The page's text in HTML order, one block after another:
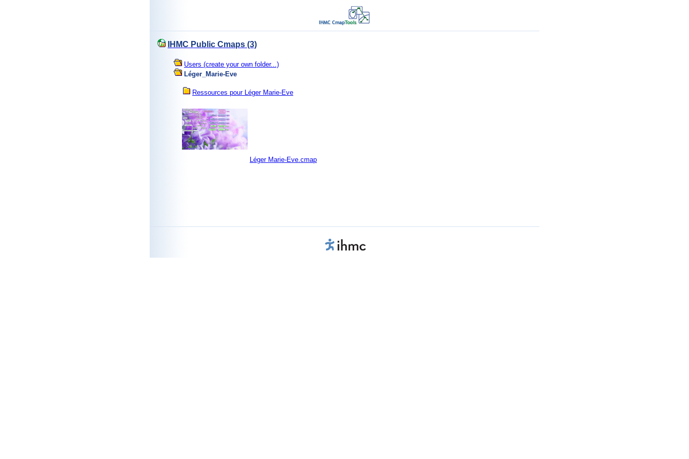
IHMC Public Cmaps (3)
Users (create your own folder...)
Léger_Marie-Eve
Ressources pour Léger Marie-Eve
Léger Marie-Eve.cmap